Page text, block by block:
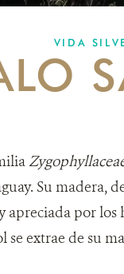
VIDA
Su madera,
por los
se extrae de su